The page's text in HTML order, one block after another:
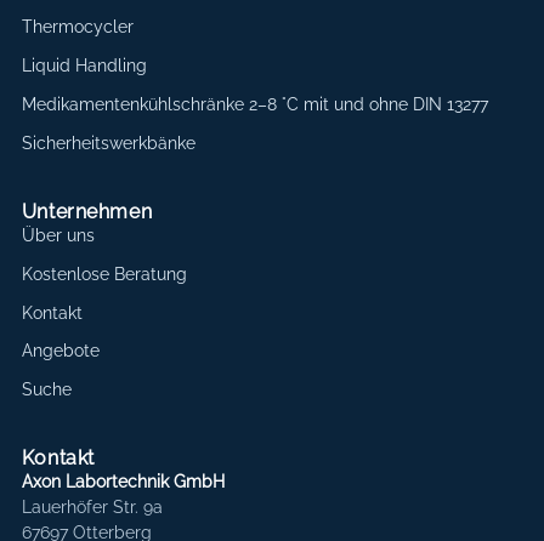
Thermocycler
Liquid Handling
Medikamentenkühlschränke 2–8 °C mit und ohne DIN 13277
Sicherheitswerkbänke
Unternehmen
Über uns
Kostenlose Beratung
Kontakt
Angebote
Suche
Kontakt
Axon Labortechnik GmbH
Lauerhöfer Str. 9a
67697 Otterberg